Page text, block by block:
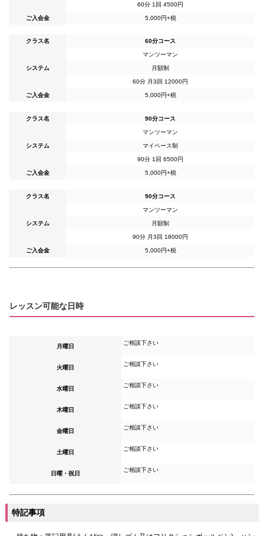
60分 1回 4500円
ご入会金 5,000円+税
クラス名 60分コース
システム
マンツーマン
月額制
60分 月3回 12000円
ご入会金 5,000円+税
クラス名 90分コース
システム
マンツーマン
マイペース制
90分 1回 6500円
ご入会金 5,000円+税
クラス名 90分コース
システム
マンツーマン
月額制
90分 月3回 18000円
ご入会金 5,000円+税
レッスン可能な日時
月曜日
ご相談下さい
火曜日
ご相談下さい
水曜日
ご相談下さい
木曜日
ご相談下さい
金曜日
ご相談下さい
土曜日
ご相談下さい
日曜・祝日
ご相談下さい
特記事項